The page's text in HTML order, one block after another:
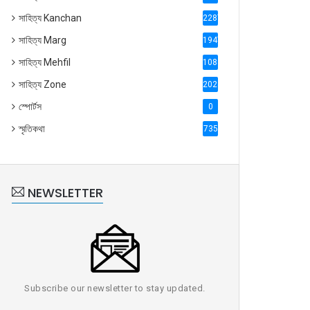
সাহিত্য Kanchan 2287
সাহিত্য Marg 1947
সাহিত্য Mehfil 1088
সাহিত্য Zone 2028
স্পোর্টস 0
স্মৃতিকথা 735
NEWSLETTER
Subscribe our newsletter to stay updated.